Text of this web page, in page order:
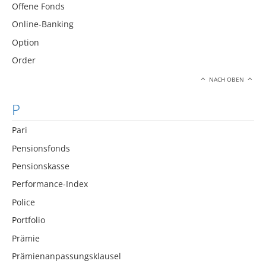
Offene Fonds
Online-Banking
Option
Order
NACH OBEN
P
Pari
Pensionsfonds
Pensionskasse
Performance-Index
Police
Portfolio
Prämie
Prämienanpassungsklausel